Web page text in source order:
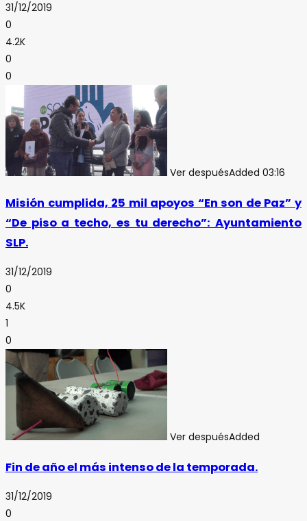
31/12/2019
0
4.2K
0
0
Ver despuésAdded 03:16
Misión cumplida, 25 mil apoyos “En son de Paz” y
“De piso a techo, es tu derecho”: Ayuntamiento
SLP.
31/12/2019
0
4.5K
1
0
Ver despuésAdded
Fin de año el más intenso de la temporada.
31/12/2019
0